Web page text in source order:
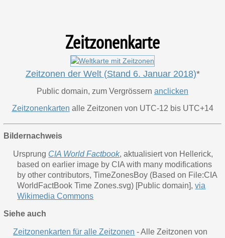
Zeitzonenkarte
Zeitzonen der Welt (Stand 6. Januar 2018)*
Public domain, zum Vergrössern anclicken
Zeitzonenkarten alle Zeitzonen von UTC-12 bis UTC+14
Bildernachweis
Ursprung CIA World Factbook, aktualisiert von Hellerick,
based on earlier image by CIA with many modifications
by other contributors, TimeZonesBoy (Based on File:CIA
WorldFactBook Time Zones.svg) [Public domain],via
Wikimedia Commons
Siehe auch
Zeitzonenkarten für alle Zeitzonen - Alle Zeitzonen von